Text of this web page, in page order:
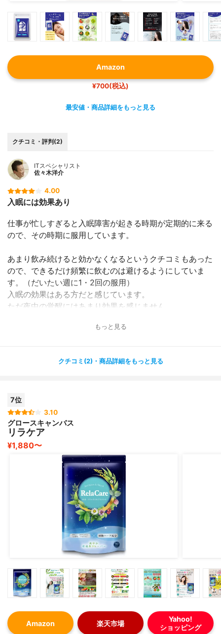
Amazon
¥700(税込)
最安値・商品詳細をもっと見る
クチコミ・評判(2)
ITスペシャリスト
佐々木洋介
4.00
入眠には効果あり
仕事が忙しすぎると入眠障害が起きる時期が定期的に来る
ので、その時期に服用しています。
あまり飲み続けると効かなくなるというクチコミもあった
ので、できるだけ頻繁に飲むのは避けるようにしていま
す。（だいたい週に1・2回の服用）
入眠の効果はある方だと感じています。
ただ夜中の覚醒にはあまり効果を感じません。
こからの入眠はなかなか苦戦します・・・。
もっと見る
クチコミ(2)・商品詳細をもっと見る
7位
3.10
グロースキャンバス
リラケア
¥1,880〜
Amazon 楽天市場
Yahoo!
ショッピング